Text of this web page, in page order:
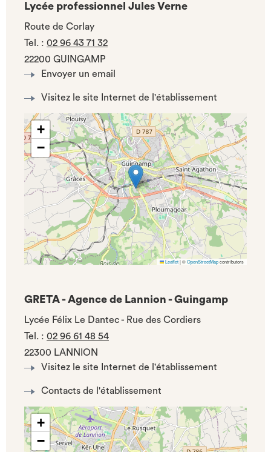
Lycée professionnel Jules Verne
Route de Corlay
Tel. : 02 96 43 71 32
22200 GUINGAMP
Envoyer un email
Visitez le site Internet de l'établissement
+
−
Leaflet|©OpenStreetMapcontributors
GRETA - Agence de Lannion - Guingamp
Lycée Félix Le Dantec - Rue des Cordiers
Tel. : 02 96 61 48 54
22300 LANNION
Visitez le site Internet de l'établissement
Contacts de l'établissement
+
−